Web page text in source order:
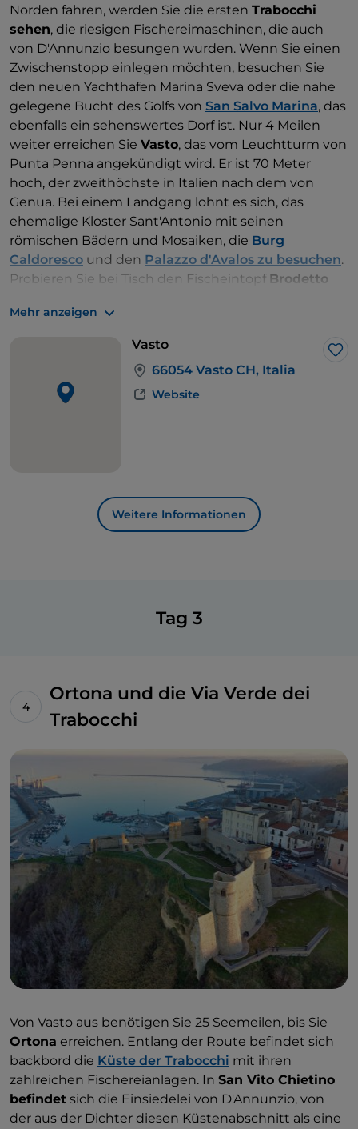
Norden fahren, werden Sie die ersten Trabocchi
sehen, die riesigen Fischereimaschinen, die auch
von D'Annunzio besungen wurden. Wenn Sie einen
Zwischenstopp einlegen möchten, besuchen Sie
den neuen Yachthafen Marina Sveva oder die nahe
gelegene Bucht des Golfs von San Salvo Marina, das
ebenfalls ein sehenswertes Dorf ist. Nur 4 Meilen
weiter erreichen Sie Vasto, das vom Leuchtturm von
Punta Penna angekündigt wird. Er ist 70 Meter
hoch, der zweithöchste in Italien nach dem von
Genua. Bei einem Landgang lohnt es sich, das
ehemalige Kloster Sant'Antonio mit seinen
römischen Bädern und Mosaiken, die Burg
Caldoresco und den Palazzo d'Avalos zu besuchen.
Probieren Sie bei Tisch den Fischeintopf Brodetto
Mehr anzeigen
Vasto
66054 Vasto CH, Italia
Website
Weitere Informationen
Tag 3
Ortona und die Via Verde dei
Trabocchi
Von Vasto aus benötigen Sie 25 Seemeilen, bis Sie
Ortona erreichen. Entlang der Route befindet sich
backbord die Küste der Trabocchi mit ihren
zahlreichen Fischereianlagen. In San Vito Chietino
befindet sich die Einsiedelei von D'Annunzio, von
der aus der Dichter diesen Küstenabschnitt als eine